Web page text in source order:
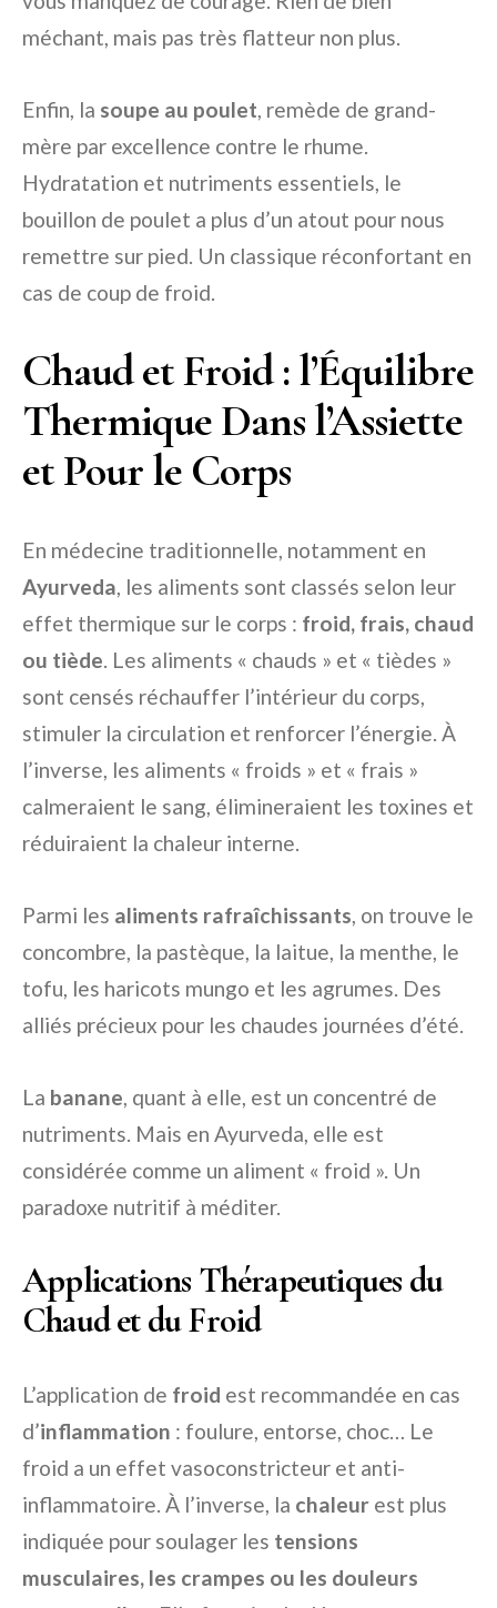
méchant, mais pas très flatteur non plus.
Enfin, la soupe au poulet, remède de grand-
mère par excellence contre le rhume.
Hydratation et nutriments essentiels, le
bouillon de poulet a plus d’un atout pour nous
remettre sur pied. Un classique réconfortant en
cas de coup de froid.
Chaud et Froid : l’Équilibre
Thermique Dans l’Assiette
et Pour le Corps
En médecine traditionnelle, notamment en
Ayurveda, les aliments sont classés selon leur
effet thermique sur le corps : froid, frais, chaud
ou tiède. Les aliments « chauds » et « tièdes »
sont censés réchauffer l’intérieur du corps,
stimuler la circulation et renforcer l’énergie. À
l’inverse, les aliments « froids » et « frais »
calmeraient le sang, élimineraient les toxines et
réduiraient la chaleur interne.
Parmi les aliments rafraîchissants, on trouve le
concombre, la pastèque, la laitue, la menthe, le
tofu, les haricots mungo et les agrumes. Des
alliés précieux pour les chaudes journées d’été.
La banane, quant à elle, est un concentré de
nutriments. Mais en Ayurveda, elle est
considérée comme un aliment « froid ». Un
paradoxe nutritif à méditer.
Applications Thérapeutiques du
Chaud et du Froid
L’application de froid est recommandée en cas
d’inflammation : foulure, entorse, choc… Le
froid a un effet vasoconstricteur et anti-
inflammatoire. À l’inverse, la chaleur est plus
indiquée pour soulager les tensions
musculaires, les crampes ou les douleurs